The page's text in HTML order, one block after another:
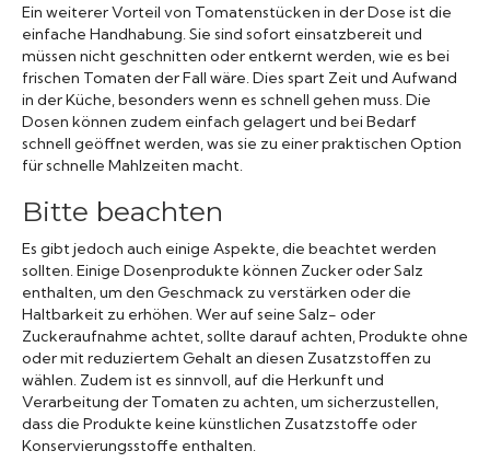
Ein weiterer Vorteil von Tomatenstücken in der Dose ist die
einfache Handhabung. Sie sind sofort einsatzbereit und
müssen nicht geschnitten oder entkernt werden, wie es bei
frischen Tomaten der Fall wäre. Dies spart Zeit und Aufwand
in der Küche, besonders wenn es schnell gehen muss. Die
Dosen können zudem einfach gelagert und bei Bedarf
schnell geöffnet werden, was sie zu einer praktischen Option
für schnelle Mahlzeiten macht.
Bitte beachten
Es gibt jedoch auch einige Aspekte, die beachtet werden
sollten. Einige Dosenprodukte können Zucker oder Salz
enthalten, um den Geschmack zu verstärken oder die
Haltbarkeit zu erhöhen. Wer auf seine Salz- oder
Zuckeraufnahme achtet, sollte darauf achten, Produkte ohne
oder mit reduziertem Gehalt an diesen Zusatzstoffen zu
wählen. Zudem ist es sinnvoll, auf die Herkunft und
Verarbeitung der Tomaten zu achten, um sicherzustellen,
dass die Produkte keine künstlichen Zusatzstoffe oder
Konservierungsstoffe enthalten.